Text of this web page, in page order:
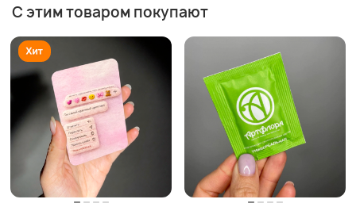
С этим товаром покупают